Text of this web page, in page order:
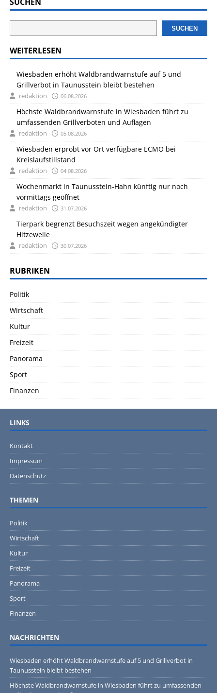
SUCHEN
WEITERLESEN
Wiesbaden erhöht Waldbrandwarnstufe auf 5 und
Grillverbot in Taunusstein bleibt bestehen
redaktion 06.08.2026
Höchste Waldbrandwarnstufe in Wiesbaden führt zu
umfassenden Grillverboten und Auflagen
redaktion 05.08.2026
Wiesbaden erprobt vor Ort verfügbare ECMO bei
Kreislaufstillstand
redaktion 04.08.2026
Wochenmarkt in Taunusstein-Hahn künftig nur noch
vormittags geöffnet
redaktion 31.07.2026
Tierpark begrenzt Besuchszeit wegen angekündigter
Hitzewelle
redaktion 30.07.2026
RUBRIKEN
Politik
Wirtschaft
Kultur
Freizeit
Panorama
Sport
Finanzen
LINKS
Kontakt
Impressum
Datenschutz
THEMEN
Politik
Wirtschaft
Kultur
Freizeit
Panorama
Sport
Finanzen
NACHRICHTEN
Wiesbaden erhöht Waldbrandwarnstufe auf 5 und Grillverbot in
Taunusstein bleibt bestehen
Höchste Waldbrandwarnstufe in Wiesbaden führt zu umfassenden